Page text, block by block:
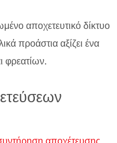
αποχετευτικό δίκτυο
προάστια αξίζει ένα